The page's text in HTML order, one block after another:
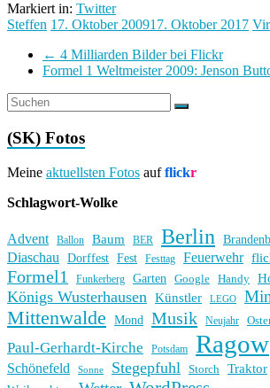
Markiert in: Twitter
Steffen 17. Oktober 200917. Oktober 2017
← 4 Milliarden Bilder bei Flickr
Formel 1 Weltmeister 2009: Jenson
(SK) Fotos
Meine aktuellsten Fotos aufflickr
Schlagwort-Wolke
Advent Ballon Baum BER Berlin
Diaschau Dorffest Fest Festtag Feuerwehr
Formel1 Funkerberg Garten Google Handy
Königs Wusterhausen Künstler LEGO
Mittenwalde Mond Musik Neujahr
Paul-Gerhardt-Kirche Potsdam Ragow
Schönefeld Sonne Stegepfuhl Storch Traktor